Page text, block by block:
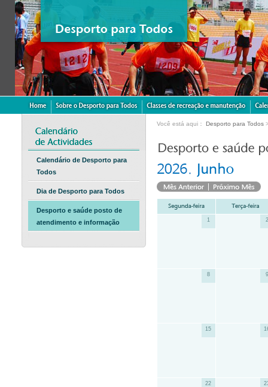
Calendário de Desporto para
Todos
Dia de Desporto para Todos
Desporto e saúde posto de
atendimento e informação
Você está aqui： Desporto para Todos
1 2
8 9
15
22